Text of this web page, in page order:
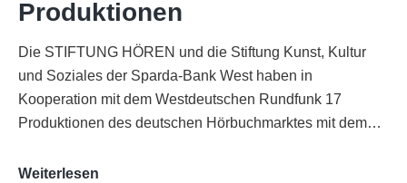
Produktionen
Die STIFTUNG HÖREN und die Stiftung Kunst, Kultur
und Soziales der Sparda-Bank West haben in
Kooperation mit dem Westdeutschen Rundfunk 17
Produktionen des deutschen Hörbuchmarktes mit dem…
Weiterlesen